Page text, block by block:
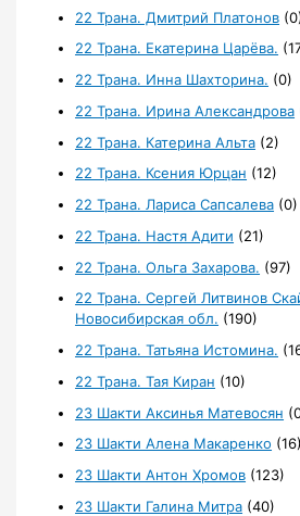
22 Трана. Дмитрий Платонов
22 Трана. Екатерина Царёва.
22 Трана. Инна Шахторина. (0)
22 Трана. Ирина Александрова
22 Трана. Катерина Альта (2)
22 Трана. Ксения Юрцан (12)
22 Трана. Лариса Сапсалева (0)
22 Трана. Настя Адити (21)
22 Трана. Ольга Захарова. (97)
22 Трана. Сергей Литвинов
Новосибирская обл. (190)
22 Трана. Татьяна Истомина.
22 Трана. Тая Киран (10)
23 Шакти Аксинья Матевосян
23 Шакти Алена Макаренко (16)
23 Шакти Антон Хромов (123)
23 Шакти Галина Митра (40)